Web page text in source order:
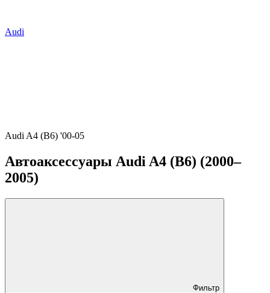
Audi
Audi A4 (B6) '00-05
Автоаксессуары Audi A4 (B6) (2000–
2005)
Фильтр